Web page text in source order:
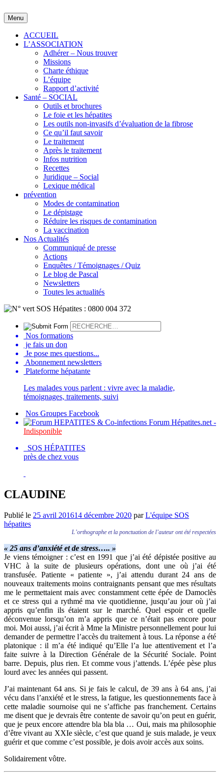
to
content
Menu
ACCUEIL
L’ASSOCIATION
Adhérer – Nous trouver
Missions
Charte éthique
L’équipe
Rapport d’activité
Santé – SOCIAL
Outils et brochures
Le foie et les hépatites
Les outils non-invasifs d’évaluation de la fibrose
Ce qu’il faut savoir
Le traitement
Après le traitement
Infos nutrition
Recettes
Juridique – Social
Lexique médical
prévention
Modes de contamination
Le dépistage
Réduire les risques de contamination
La vaccination
Nos Actualités
Communiqué de presse
Actions
Enquêtes / Témoignages / Quiz
Le blog de Pascal
Newsletters
Toutes les actualités
Nos formations
je fais un don
Je pose mes questions...
Abonnement newsletters
Plateforme hépatante
Les malades vous parlent : vivre avec la maladie,
témoignages, traitements, suivi
Nos Groupes Facebook
Forum Hépatites.net -
Indisponible
SOS HÉPATITES
près de chez vous
CLAUDINE
Publié le 25 avril 201614 décembre 2020 parL'équipe SOS
hépatites
L’orthographe et la ponctuation de l’auteur ont été respectées
« 25 ans d’anxiété et de stress….. »
Je viens témoigner : c’est en 1991 que j’ai été dépistée positive au
VHC à la suite de plusieurs opérations, dont une où j’ai été
transfusée. Patiente « patiente », j’ai attendu durant 24 ans de
nouveaux traitements moins contraignants pensant que mes résultats
me le permettaient mais avec constamment cette épée de Damoclès
et ce stress qui a rythmé ma vie quotidienne, jusqu’au jour où j’ai
appris qu’enfin ils étaient sur le marché. Quel espoir et quelle
déconvenue lorsqu’on m’a appris que ce n’était pas encore pour
moi. Moi aussi, j’ai écrit à Mme la Ministre personnellement pour lui
demander de permettre l’accès du traitement à tous. La réponse a été
platonique : il m’a été indiqué qu’Elle l’a lue attentivement et l’a
faite suivre à la Direction Générale de la Sécurité Sociale. Point
barre. Depuis, plus rien. Et comme vous j’attends. L’épée pèse plus
lourd avec les années qui passent.
J’ai maintenant 64 ans. Si je fais le calcul, de 39 ans à 64 ans, j’ai
vécu dans l’anxiété et le stress, la fatigue, les questionnements face à
cette maladie sournoise qui ne s’affiche pas franchement. Certains
me disent que je devrais être contente de savoir qu’on peut en guérir,
que je peux encore attendre bla bla bla … Oui, mais ma philosophie
d’être vivant au XXIe siècle, c’est que quand je suis malade, je veux
guérir et que comme c’est possible, je dois avoir accès aux soins.
Solidairement vôtre.